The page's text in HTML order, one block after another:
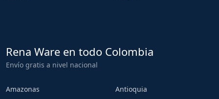
Rena Ware en todo Colombia
Envío gratis a nivel nacional
Amazonas
Antioquia